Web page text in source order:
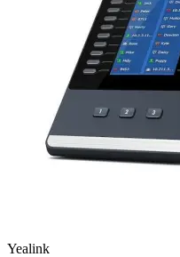
Yealink